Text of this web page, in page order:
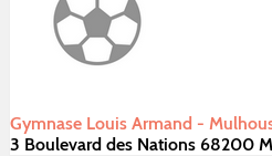
Gymnase Louis Armand -
3 Boulevard des Nations 68200